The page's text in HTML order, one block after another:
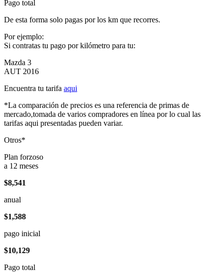
Pago total
De esta forma solo pagas por los km que recorres.
Por ejemplo:
Si contratas tu pago por kilómetro para tu:
Mazda 3
AUT 2016
Encuentra tu tarifa aqui
*La comparación de precios es una referencia de primas de
mercado,tomada de varios compradores en línea por lo cual las
tarifas aqui presentadas pueden variar.
Otros*
Plan forzoso
a 12 meses
$8,541
anual
$1,588
pago inicial
$10,129
Pago total